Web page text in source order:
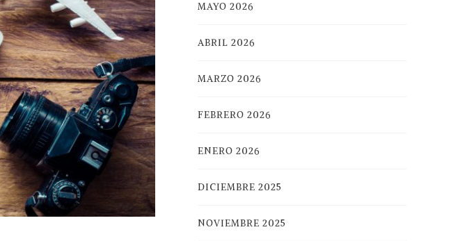
MAYO 2026
ABRIL 2026
MARZO 2026
FEBRERO 2026
ENERO 2026
DICIEMBRE 2025
NOVIEMBRE 2025